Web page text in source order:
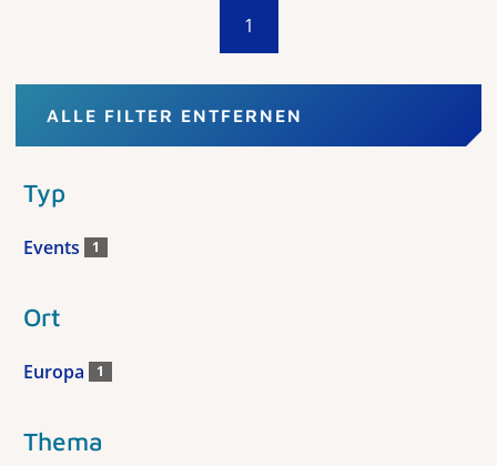
1
ALLE FILTER ENTFERNEN
Typ
Events 1
Ort
Europa 1
Thema